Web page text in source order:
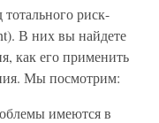
риск-
В них вы найдете
как его применить
Мы посмотрим:
имеются в